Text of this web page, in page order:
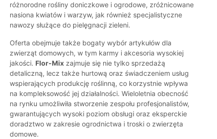
różnorodne rośliny doniczkowe i ogrodowe, zróżnicowane
nasiona kwiatów i warzyw, jak również specjalistyczne
nawozy służące do pielęgnacji zieleni.
Oferta obejmuje także bogaty wybór artykułów dla
zwierząt domowych, w tym karmy i akcesoria wysokiej
jakości. Flor-Mix zajmuje się nie tylko sprzedażą
detaliczną, lecz także hurtową oraz świadczeniem usług
wspierających produkcję roślinną, co korzystnie wpływa
na kompleksowość jej działalności. Wieloletnia obecność
na rynku umożliwiła stworzenie zespołu profesjonalistów,
gwarantujących wysoki poziom obsługi oraz eksperckie
doradztwo w zakresie ogrodnictwa i troski o zwierzęta
domowe.